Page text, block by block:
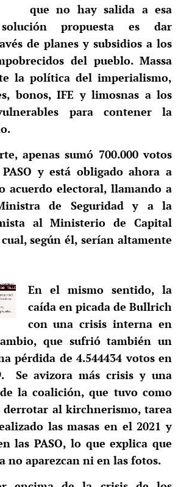
que no hay salida a esa
propuesta es dar
de planes y subsidios a los
del pueblo. Massa
la política del imperialismo,
bonos, IFE y limosnas a los
para contener la
apenas sumó 700.000 votos
y está obligado ahora a
acuerdo electoral, llamando a
de Seguridad y a la
al Ministerio de Capital
según él, serían altamente
En el mismo sentido, la
caída en picada de Bullrich
con una crisis interna en
que sufrió también un
pérdida de 4.544434 votos en
Se avizora más crisis y una
la coalición, que tuvo como
derrotar al kirchnerismo, tarea
las masas en el 2021 y
las PASO, lo que explica que
no aparezcan ni en las fotos.